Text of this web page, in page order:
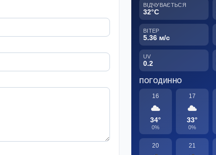
ВІДЧУВАЄТЬСЯ
32°C
ВІТЕР
5.36 м/с
UV
0.2
ПОГОДИННО
16
34°
0%
17
33°
0%
20 21